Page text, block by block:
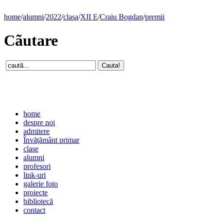
home/alumni/2022/clasa/XII E/Craiu Bogdan/premii
Cãutare
home
despre noi
admitere
Învăţământ primar
clase
alumni
profesori
link-uri
galerie foto
proiecte
bibliotecă
contact